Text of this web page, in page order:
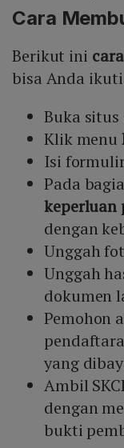
Cara
Berikut ini
bisa Anda
Buka situs
Klik menu
Isi
Pada
keperluan
dengan
Unggah
Unggah
dokumen
Pemohon
yang
Ambil
dengan
bukti